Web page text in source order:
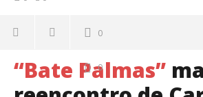
0
0
“Bate Palmas”